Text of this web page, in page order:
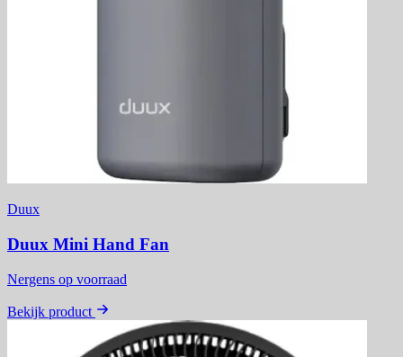
Duux
Duux Mini Hand Fan
Nergens op voorraad
Bekijk product